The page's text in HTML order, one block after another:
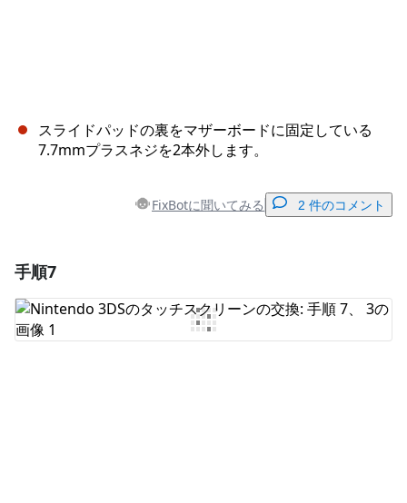
スライドパッドの裏をマザーボードに固定している
7.7mmプラスネジを2本外します。
FixBotに聞いてみる 2 件のコメント
コメントを追加
手順7